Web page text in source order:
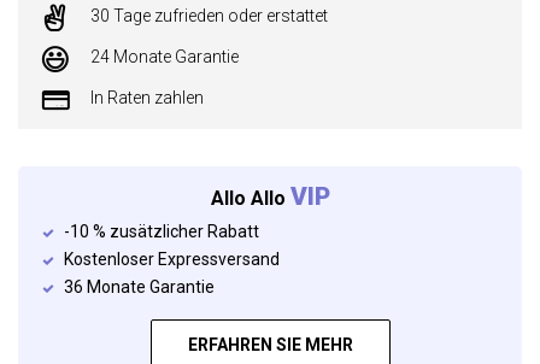
30 Tage zufrieden oder erstattet
24 Monate Garantie
In Raten zahlen
Allo Allo VIP
-10 % zusätzlicher Rabatt
Kostenloser Expressversand
36 Monate Garantie
ERFAHREN SIE MEHR